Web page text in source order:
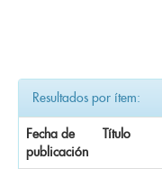
Resultados por ítem:
Fecha de
publicación
Título